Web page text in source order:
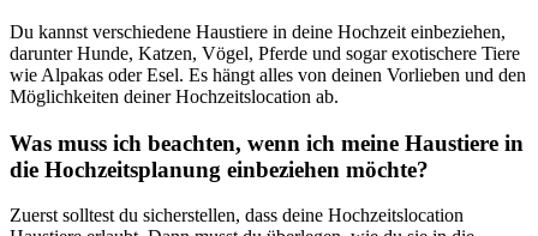
Du kannst verschiedene Haustiere in deine Hochzeit einbeziehen,
darunter Hunde, Katzen, Vögel, Pferde und sogar exotischere Tiere
wie Alpakas oder Esel. Es hängt alles von deinen Vorlieben und den
Möglichkeiten deiner Hochzeitslocation ab.
Was muss ich beachten, wenn ich meine Haustiere in
die Hochzeitsplanung einbeziehen möchte?
Zuerst solltest du sicherstellen, dass deine Hochzeitslocation